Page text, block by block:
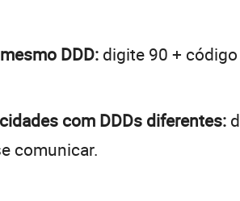
DDD: digite 90 +
com DDDs diferentes:
comunicar.